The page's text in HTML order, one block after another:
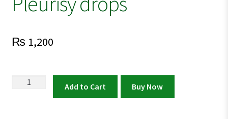
₨ 1,200
Add to Cart Buy Now